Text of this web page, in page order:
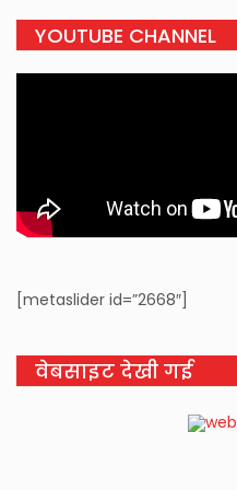
YOUTUBE CHANNEL
[metaslider id=”2668″]
वेबसाइट देखी गई